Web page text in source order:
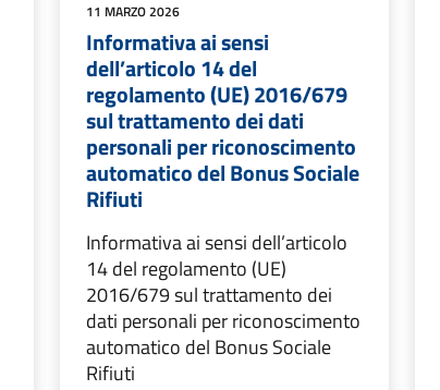
11 MARZO 2026
Informativa ai sensi
dell’articolo 14 del
regolamento (UE) 2016/679
sul trattamento dei dati
personali per riconoscimento
automatico del Bonus Sociale
Rifiuti
Informativa ai sensi dell’articolo
14 del regolamento (UE)
2016/679 sul trattamento dei
dati personali per riconoscimento
automatico del Bonus Sociale
Rifiuti